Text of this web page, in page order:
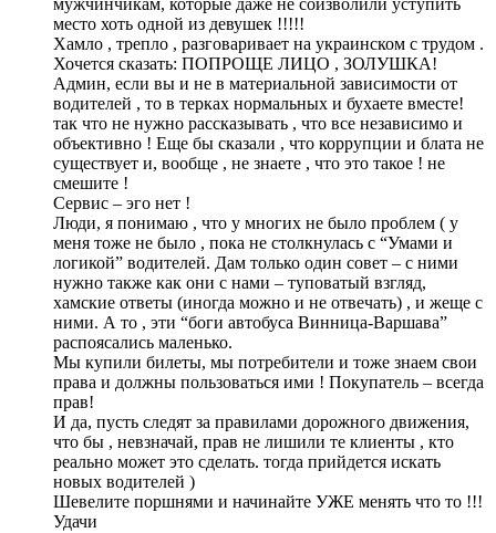
мужчинчикам, которые даже не соизволили уступить
место хоть одной из девушек !!!!!
Хамло , трепло , разговаривает на украинском с трудом .
Хочется сказать: ПОПРОЩЕ ЛИЦО , ЗОЛУШКА!
Админ, если вы и не в материальной зависимости от
водителей , то в терках нормальных и бухаете вместе!
так что не нужно рассказывать , что все независимо и
объективно ! Еще бы сказали , что коррупции и блата не
существует и, вообще , не знаете , что это такое ! не
смешите !
Сервис – эго нет !
Люди, я понимаю , что у многих не было проблем ( у
меня тоже не было , пока не столкнулась с “Умами и
логикой” водителей. Дам только один совет – с ними
нужно также как они с нами – туповатый взгляд,
хамские ответы (иногда можно и не отвечать) , и жеще с
ними. А то , эти “боги автобуса Винница-Варшава”
распоясались маленько.
Мы купили билеты, мы потребители и тоже знаем свои
права и должны пользоваться ими ! Покупатель – всегда
прав!
И да, пусть следят за правилами дорожного движения,
что бы , невзначай, прав не лишили те клиенты , кто
реально может это сделать. тогда прийдется искать
новых водителей )
Шевелите поршнями и начинайте УЖЕ менять что то !!!
Удачи